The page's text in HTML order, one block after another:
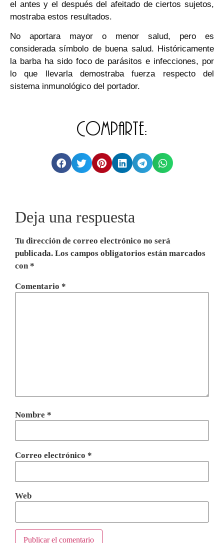
el antes y el después del afeitado de ciertos sujetos,
mostraba estos resultados.
No aportara mayor o menor salud, pero es
considerada símbolo de buena salud. Históricamente
la barba ha sido foco de parásitos e infecciones, por
lo que llevarla demostraba fuerza respecto del
sistema inmunológico del portador.
Comparte:
Deja una respuesta
Tu dirección de correo electrónico no será
publicada. Los campos obligatorios están marcados
con*
Comentario *
Nombre *
Correo electrónico *
Web